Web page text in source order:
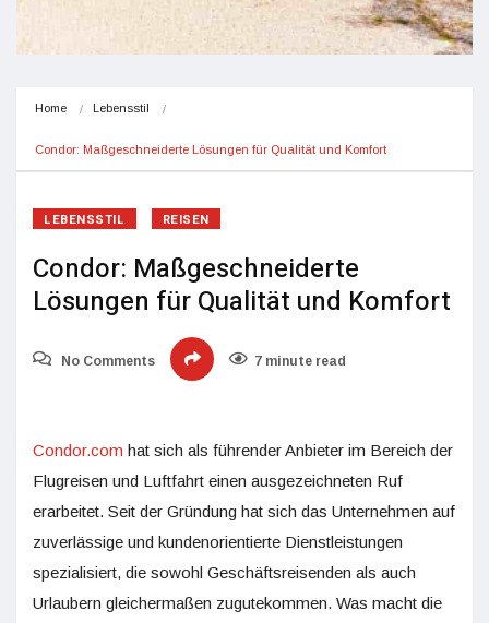
Home Lebensstil
Condor: Maßgeschneiderte Lösungen für Qualität und Komfort
LEBENSSTIL REISEN
Condor: Maßgeschneiderte
Lösungen für Qualität und Komfort
No Comments 7 minute read
Condor.com hat sich als führender Anbieter im Bereich der
Flugreisen und Luftfahrt einen ausgezeichneten Ruf
erarbeitet. Seit der Gründung hat sich das Unternehmen auf
zuverlässige und kundenorientierte Dienstleistungen
spezialisiert, die sowohl Geschäftsreisenden als auch
Urlaubern gleichermaßen zugutekommen. Was macht die